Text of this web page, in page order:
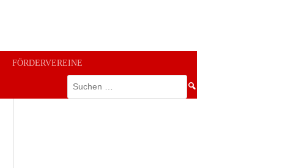
FÖRDERVEREINE
Suchen
nach: